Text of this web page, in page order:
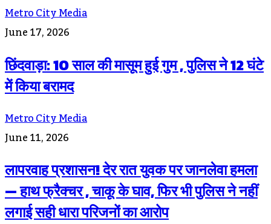
Metro City Media
June 17, 2026
छिंदवाड़ा: 10 साल की मासूम हुई गुम , पुलिस ने 12 घंटे
में किया बरामद
Metro City Media
June 11, 2026
लापरवाह प्रशासन! देर रात युवक पर जानलेवा हमला
— हाथ फ्रैक्चर , चाकू के घाव, फिर भी पुलिस ने नहीं
लगाई सही धारा परिजनों का आरोप